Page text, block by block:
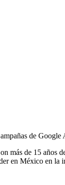
de Google
más de 15 años
en México en la